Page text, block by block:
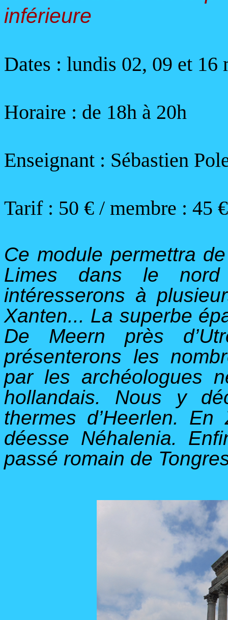
inférieure
Dates : lundis 02, 09 et 16
Horaire : de 18h à 20h
Enseignant : Sébastien
Tarif : 50 € / membre : 45 €
Ce module permettra
Limes dans le nord
intéresserons à
Xanten... La superbe
De Meern près
présenterons les
par les archéologues
hollandais. Nous y
thermes d’Heerlen.
déesse Néhalenia.
passé romain de